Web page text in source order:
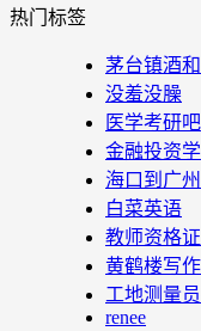
热门标签
茅台镇酒
没羞没臊
医学考研吧
金融投资学
海口到广
白菜英语
教师资格
黄鹤楼写
工地测量
renee